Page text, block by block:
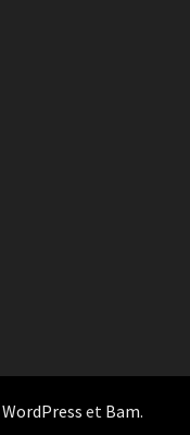
WordPress et Bam.